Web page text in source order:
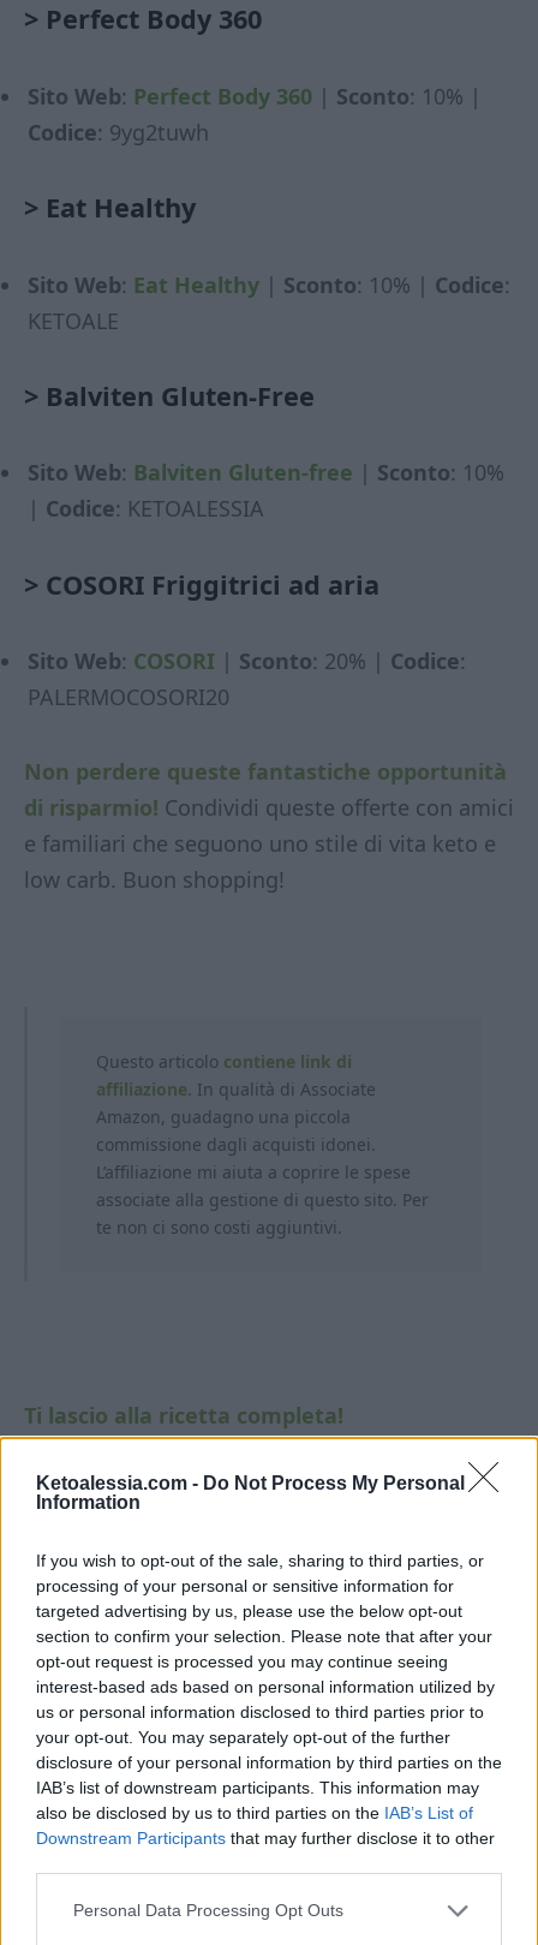
Ketoalessia.com - Do Not Process My Personal
Information
If you wish to opt-out of the sale, sharing to third parties, or
processing of your personal or sensitive information for
targeted advertising by us, please use the below opt-out
section to confirm your selection. Please note that after your
opt-out request is processed you may continue seeing
interest-based ads based on personal information utilized by
us or personal information disclosed to third parties prior to
your opt-out. You may separately opt-out of the further
disclosure of your personal information by third parties on the
IAB’s list of downstream participants. This information may
also be disclosed by us to third parties on the IAB’s List of
Downstream Participants that may further disclose it to other
Personal Data Processing Opt Outs
> Perfect Body 360
Sito Web: Perfect Body 360 | Sconto: 10% |
Codice: 9yg2tuwh
> Eat Healthy
Sito Web: Eat Healthy | Sconto: 10% | Codice:
KETOALE
> Balviten Gluten-Free
Sito Web: Balviten Gluten-free | Sconto: 10%
| Codice: KETOALESSIA
> COSORI Friggitrici ad aria
Sito Web: COSORI | Sconto: 20% | Codice:
PALERMOCOSORI20
Non perdere queste fantastiche opportunità
di risparmio! Condividi queste offerte con amici
e familiari che seguono uno stile di vita keto e
low carb. Buon shopping!
Questo articolo contiene link di
affiliazione. In qualità di Associate
Amazon, guadagno una piccola
commissione dagli acquisti idonei.
L’affiliazione mi aiuta a coprire le spese
associate alla gestione di questo sito. Per
te non ci sono costi aggiuntivi.
Ti lascio alla ricetta completa!
Pin Print
Pane keto proteico con